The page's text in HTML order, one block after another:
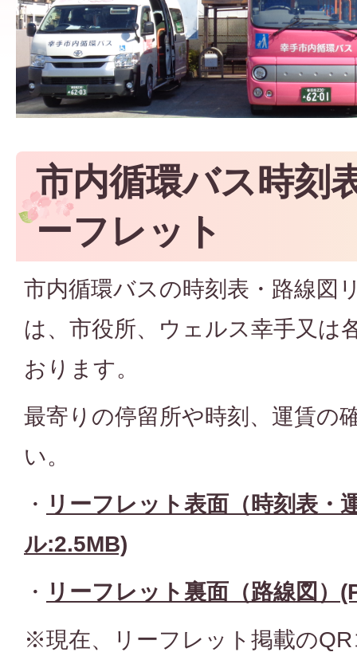
市内循環バス時刻
ーフレット
市内循環バスの時刻表・路線図
は、市役所、ウェルス幸手又は
おります。
最寄りの停留所や時刻、運賃の
い。
・ リーフレット表面（時刻表・
ル:2.5MB)
・ リーフレット裏面（路線図）
※現在、リーフレット掲載の